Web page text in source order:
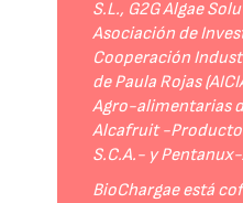
S.L., G2G Algae
Asociación de
Cooperación
de Paula Rojas
Agro-alimentarias
Alcafruit -
S.C.A.- y
BioChargae está